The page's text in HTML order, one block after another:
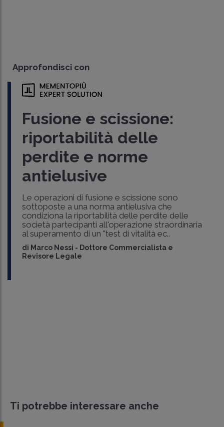
Approfondisci con
Fusione e scissione:
riportabilità delle
perdite e norme
antielusive
Le operazioni di fusione e scissione sono
sottoposte a una norma antielusiva che
condiziona la riportabilità delle perdite delle
società partecipanti all'operazione straordinaria
al superamento di un "test di vitalità ec..
di Marco Nessi - Dottore Commercialista e
Revisore Legale
Ti potrebbe interessare anche